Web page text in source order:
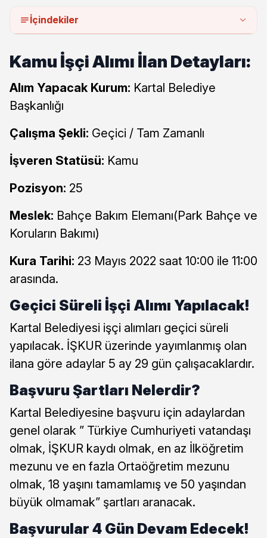
İçindekiler
Kamu İşçi Alımı İlan Detayları:
Alım Yapacak Kurum: Kartal Belediye
Başkanlığı
Çalışma Şekli: Geçici / Tam Zamanlı
İşveren Statüsü: Kamu
Pozisyon: 25
Meslek: Bahçe Bakım Elemanı(Park Bahçe ve
Koruların Bakımı)
Kura Tarihi: 23 Mayıs 2022 saat 10:00 ile 11:00
arasında.
Geçici Süreli İşçi Alımı Yapılacak!
Kartal Belediyesi işçi alımları geçici süreli
yapılacak. İŞKUR üzerinde yayımlanmış olan
ilana göre adaylar 5 ay 29 gün çalışacaklardır.
Başvuru Şartları Nelerdir?
Kartal Belediyesine başvuru için adaylardan
genel olarak ” Türkiye Cumhuriyeti vatandaşı
olmak, İŞKUR kaydı olmak, en az İlköğretim
mezunu ve en fazla Ortaöğretim mezunu
olmak, 18 yaşını tamamlamış ve 50 yaşından
büyük olmamak” şartları aranacak.
Başvurular 4 Gün Devam Edecek!